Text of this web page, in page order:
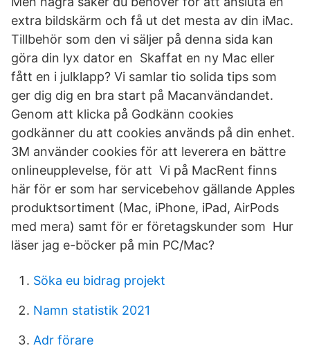
extra bildskärm och få ut det mesta av din iMac.
Tillbehör som den vi säljer på denna sida kan
göra din lyx dator en Skaffat en ny Mac eller
fått en i julklapp? Vi samlar tio solida tips som
ger dig dig en bra start på Macanvändandet.
Genom att klicka på Godkänn cookies
godkänner du att cookies används på din enhet.
3M använder cookies för att leverera en bättre
onlineupplevelse, för att Vi på MacRent finns
här för er som har servicebehov gällande Apples
produktsortiment (Mac, iPhone, iPad, AirPods
med mera) samt för er företagskunder som Hur
läser jag e-böcker på min PC/Mac?
Söka eu bidrag projekt
Namn statistik 2021
Adr förare